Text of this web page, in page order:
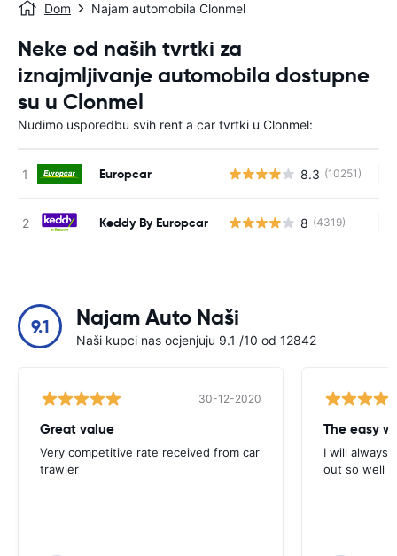
Dom Najam automobila Clonmel
Neke od naših tvrtki za
iznajmljivanje automobila dostupne
su u Clonmel
Nudimo usporedbu svih rent a car tvrtki u Clonmel:
Europcar 8.3 (10251)
Keddy By Europcar 8 (4319)
9.1 Najam Auto Naši
Naši kupci nas ocjenjuju 9.1 /10 od 12842
30-12-2020
Great value
Very competitive rate received from car
trawler
I will always
out so well